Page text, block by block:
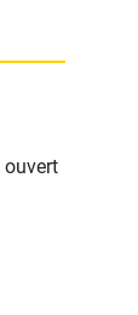
ouvert